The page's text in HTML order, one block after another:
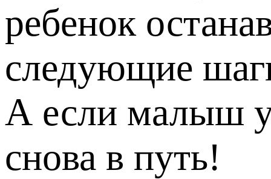
ребенок
следующие
А если малыш
снова в путь!